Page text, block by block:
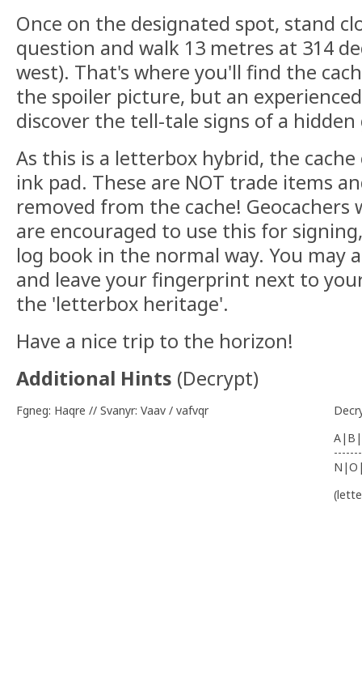
Once on the designated spot, stand
question and walk 13 metres at 314
west). That's where you'll find the
the spoiler picture, but an
discover the tell-tale signs of a hidden
As this is a letterbox hybrid, the
ink pad. These are NOT trade items
removed from the cache!
are encouraged to use this for
log book in the normal way. You may
and leave your fingerprint next to
the 'letterbox heritage'.
Have a nice trip to the horizon!
Additional Hints (Decrypt)
Fgneg: Haqre // Svanyr: Vaav / vafvqr